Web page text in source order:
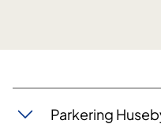
Parkering